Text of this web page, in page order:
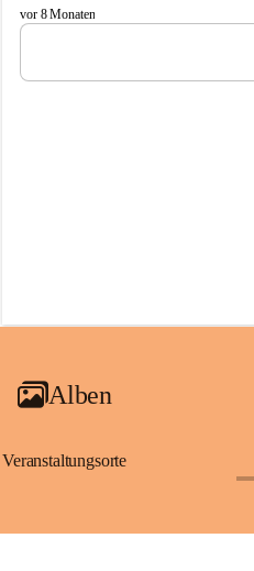
C
e
l
vor 8 Monaten
Alben
Veranstaltungsorte